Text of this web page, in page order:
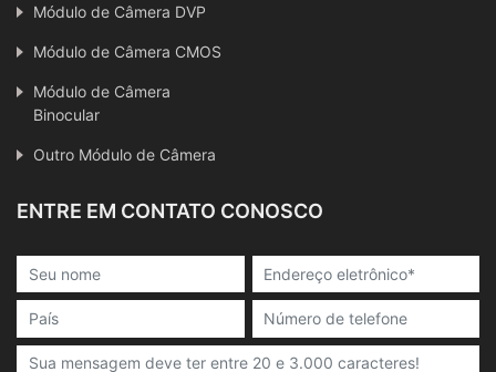
Módulo de Câmera DVP
Módulo de Câmera CMOS
Módulo de Câmera
Binocular
Outro Módulo de Câmera
ENTRE EM CONTATO CONOSCO